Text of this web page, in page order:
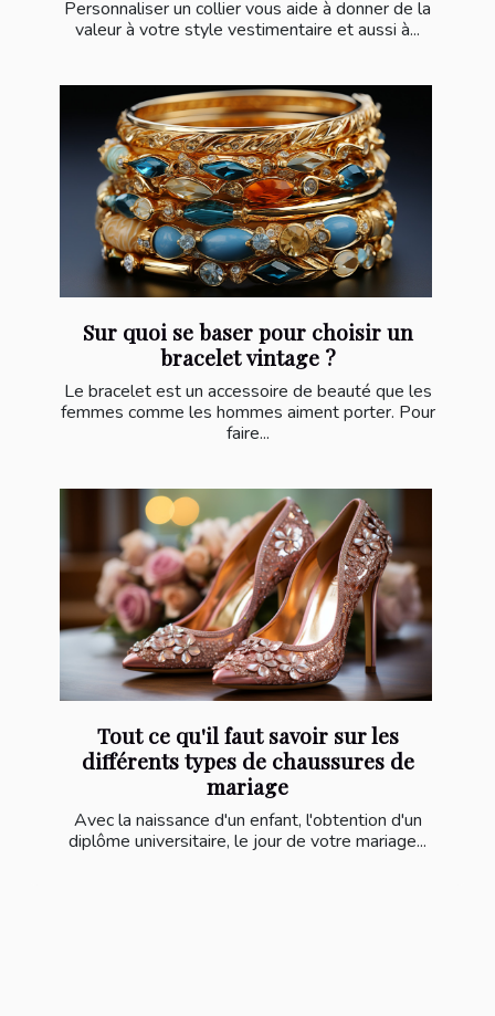
Personnaliser un collier vous aide à donner de la
valeur à votre style vestimentaire et aussi à...
Sur quoi se baser pour choisir un
bracelet vintage ?
Le bracelet est un accessoire de beauté que les
femmes comme les hommes aiment porter. Pour
faire...
Tout ce qu'il faut savoir sur les
différents types de chaussures de
mariage
Avec la naissance d'un enfant, l'obtention d'un
diplôme universitaire, le jour de votre mariage...